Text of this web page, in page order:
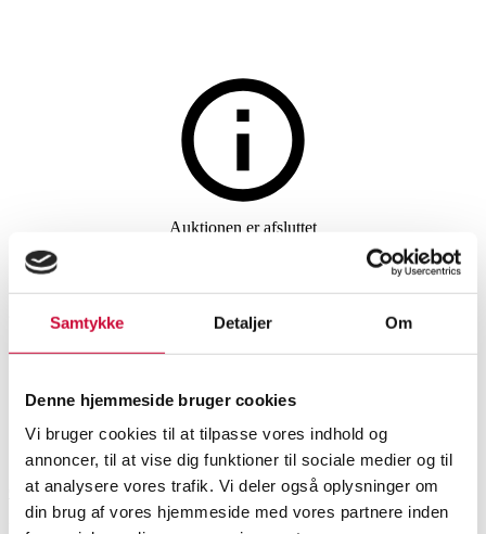
Samtykke Detaljer Om
Denne hjemmeside bruger cookies
Vi bruger cookies til at tilpasse vores indhold og
annoncer, til at vise dig funktioner til sociale medier og til
at analysere vores trafik. Vi deler også oplysninger om
din brug af vores hjemmeside med vores partnere inden
Camping, friluftsliv
Auktionen er afsluttet
Coleman samt Easycamp. Tre
telte, strandtelt, våddragter
m.m. (6)
SHOWROOM
Odense
VURDERING
DKK 3.000
VARENUMMER
6516732
Momsvare